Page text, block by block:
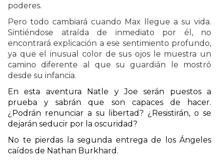
poderes.
Pero todo cambiará cuando Max llegue a su vida.
Sintiéndose atraída de inmediato por él , no
encontrará explicación a ese sentimiento profundo,
ya que el inusual color de sus ojos le muestra un
camino diferente al que su guardián le mostró
desde su infancia.
En esta aventura Natle y Joe serán puestos a
pruebay sabránque son capaces de hacer.
¿Podrán renunciar a su libertad? ¿Resistirán, o se
dejarán seducir por la oscuridad?
No te pierdas la segunda entrega de los Ángeles
caídos de Nathan Burkhard.